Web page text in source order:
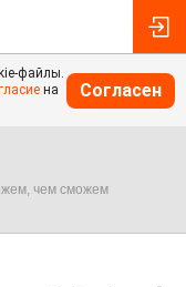
файлы.
на
Согласен
чем сможем